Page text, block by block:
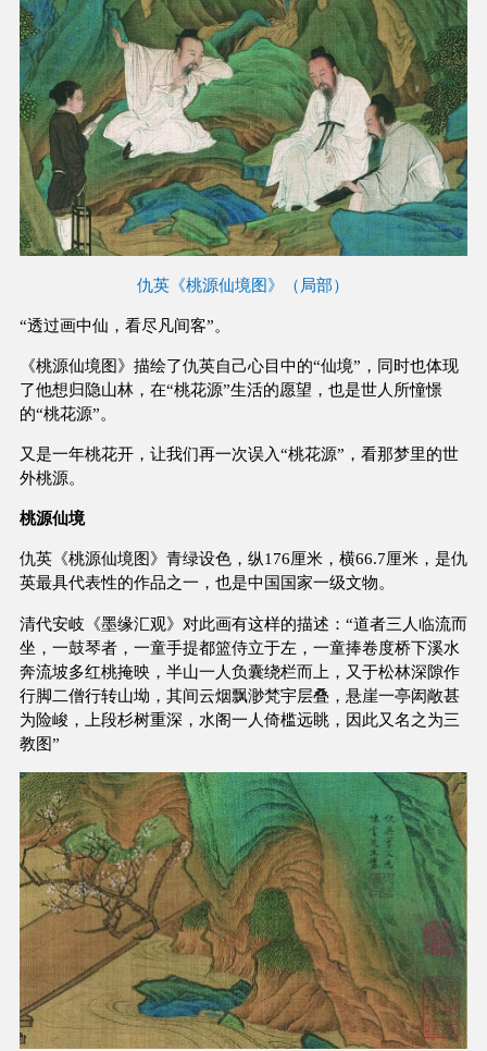
仇英《桃源仙境图》（局部）
“透过画中仙，看尽凡间客”。
《桃源仙境图》描绘了仇英自己心目中的“仙境”，同时也体现
了他想归隐山林，在“桃花源”生活的愿望，也是世人所憧憬
的“桃花源”。
又是一年桃花开，让我们再一次误入“桃花源”，看那梦里的世
外桃源。
桃源仙境
仇英《桃源仙境图》青绿设色，纵176厘米，横66.7厘米，是仇
英最具代表性的作品之一，也是中国国家一级文物。
清代安岐《墨缘汇观》对此画有这样的描述：“道者三人临流而
坐，一鼓琴者，一童手提都篮侍立于左，一童捧卷度桥下溪水
奔流坡多红桃掩映，半山一人负囊绕栏而上，又于松林深隙作
行脚二僧行转山坳，其间云烟飘渺梵宇层叠，悬崖一亭闳敞甚
为险峻，上段杉树重深，水阁一人倚槛远眺，因此又名之为三
教图”